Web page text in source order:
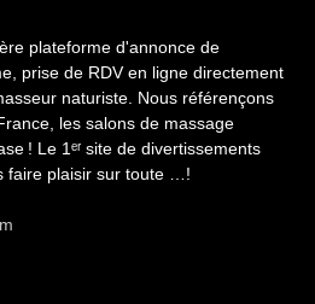
plateforme d'annonce de
prise de RDV en ligne directement
naturiste. Nous référençons
les salons de massage
! Le 1ᵉʳ site de divertissements
faire plaisir sur toute …!